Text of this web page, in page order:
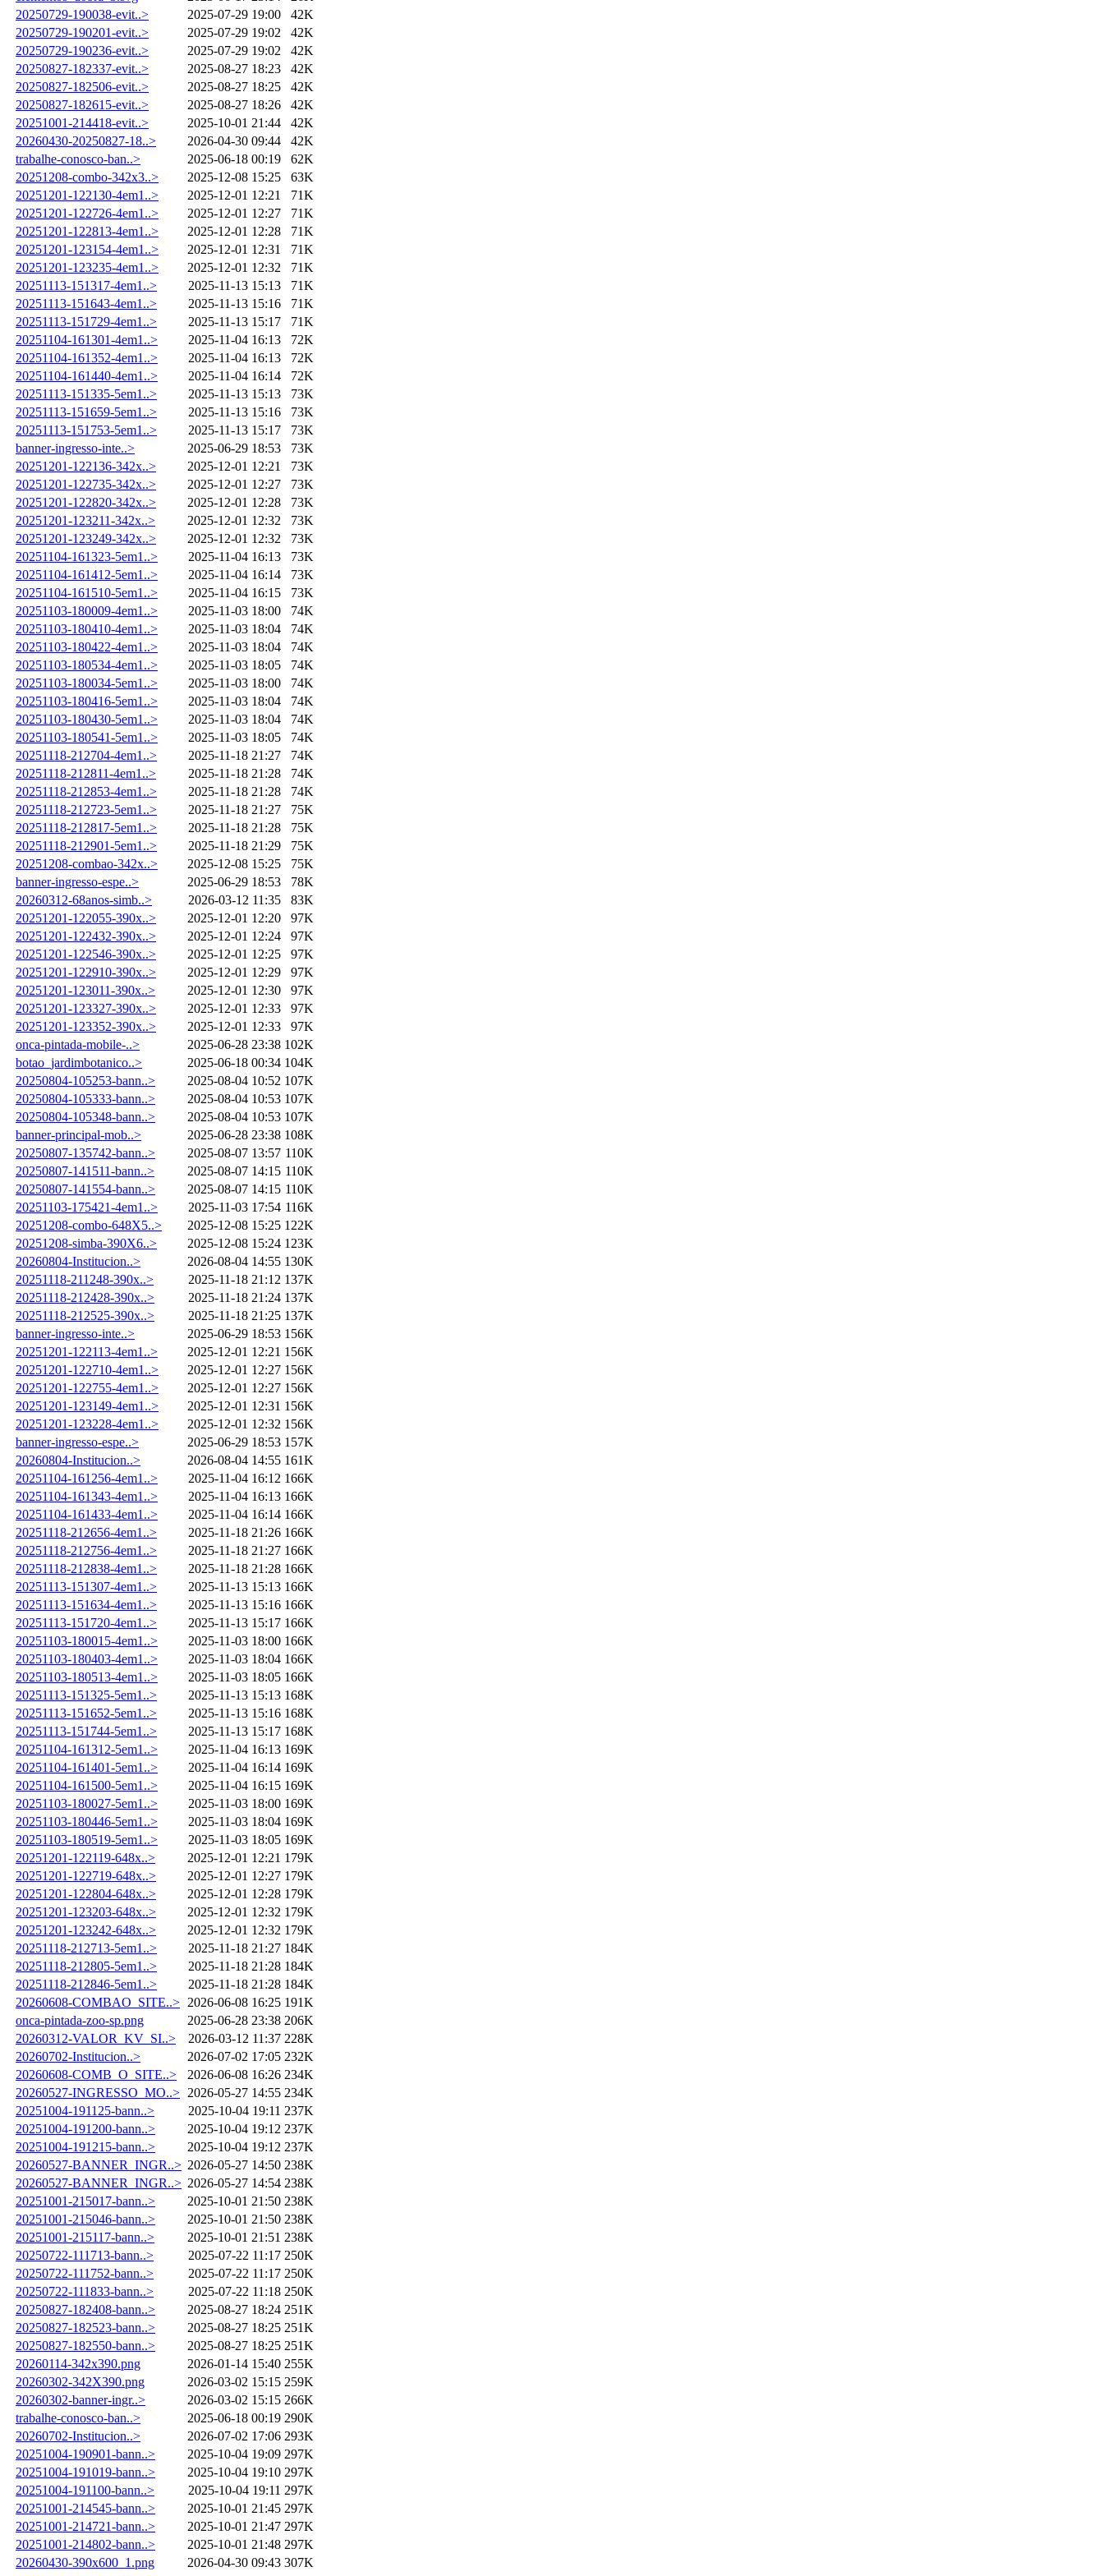
20250729-190038-evit..>
2025-07-29 19:00
42K
20250729-190201-evit..>
2025-07-29 19:02
42K
20250729-190236-evit..>
2025-07-29 19:02
42K
20250827-182337-evit..>
2025-08-27 18:23
42K
20250827-182506-evit..>
2025-08-27 18:25
42K
20250827-182615-evit..>
2025-08-27 18:26
42K
20251001-214418-evit..>
2025-10-01 21:44
42K
20260430-20250827-18..>
2026-04-30 09:44
42K
trabalhe-conosco-ban..>
2025-06-18 00:19
62K
20251208-combo-342x3..>
2025-12-08 15:25
63K
20251201-122130-4em1..>
2025-12-01 12:21
71K
20251201-122726-4em1..>
2025-12-01 12:27
71K
20251201-122813-4em1..>
2025-12-01 12:28
71K
20251201-123154-4em1..>
2025-12-01 12:31
71K
20251201-123235-4em1..>
2025-12-01 12:32
71K
20251113-151317-4em1..>
2025-11-13 15:13
71K
20251113-151643-4em1..>
2025-11-13 15:16
71K
20251113-151729-4em1..>
2025-11-13 15:17
71K
20251104-161301-4em1..>
2025-11-04 16:13
72K
20251104-161352-4em1..>
2025-11-04 16:13
72K
20251104-161440-4em1..>
2025-11-04 16:14
72K
20251113-151335-5em1..>
2025-11-13 15:13
73K
20251113-151659-5em1..>
2025-11-13 15:16
73K
20251113-151753-5em1..>
2025-11-13 15:17
73K
banner-ingresso-inte..>
2025-06-29 18:53
73K
20251201-122136-342x..>
2025-12-01 12:21
73K
20251201-122735-342x..>
2025-12-01 12:27
73K
20251201-122820-342x..>
2025-12-01 12:28
73K
20251201-123211-342x..>
2025-12-01 12:32
73K
20251201-123249-342x..>
2025-12-01 12:32
73K
20251104-161323-5em1..>
2025-11-04 16:13
73K
20251104-161412-5em1..>
2025-11-04 16:14
73K
20251104-161510-5em1..>
2025-11-04 16:15
73K
20251103-180009-4em1..>
2025-11-03 18:00
74K
20251103-180410-4em1..>
2025-11-03 18:04
74K
20251103-180422-4em1..>
2025-11-03 18:04
74K
20251103-180534-4em1..>
2025-11-03 18:05
74K
20251103-180034-5em1..>
2025-11-03 18:00
74K
20251103-180416-5em1..>
2025-11-03 18:04
74K
20251103-180430-5em1..>
2025-11-03 18:04
74K
20251103-180541-5em1..>
2025-11-03 18:05
74K
20251118-212704-4em1..>
2025-11-18 21:27
74K
20251118-212811-4em1..>
2025-11-18 21:28
74K
20251118-212853-4em1..>
2025-11-18 21:28
74K
20251118-212723-5em1..>
2025-11-18 21:27
75K
20251118-212817-5em1..>
2025-11-18 21:28
75K
20251118-212901-5em1..>
2025-11-18 21:29
75K
20251208-combao-342x..>
2025-12-08 15:25
75K
banner-ingresso-espe..>
2025-06-29 18:53
78K
20260312-68anos-simb..>
2026-03-12 11:35
83K
20251201-122055-390x..>
2025-12-01 12:20
97K
20251201-122432-390x..>
2025-12-01 12:24
97K
20251201-122546-390x..>
2025-12-01 12:25
97K
20251201-122910-390x..>
2025-12-01 12:29
97K
20251201-123011-390x..>
2025-12-01 12:30
97K
20251201-123327-390x..>
2025-12-01 12:33
97K
20251201-123352-390x..>
2025-12-01 12:33
97K
onca-pintada-mobile-..>
2025-06-28 23:38 102K
botao_jardimbotanico..>
2025-06-18 00:34 104K
20250804-105253-bann..>
2025-08-04 10:52 107K
20250804-105333-bann..>
2025-08-04 10:53 107K
20250804-105348-bann..>
2025-08-04 10:53 107K
banner-principal-mob..>
2025-06-28 23:38 108K
20250807-135742-bann..>
2025-08-07 13:57 110K
20250807-141511-bann..>
2025-08-07 14:15 110K
20250807-141554-bann..>
2025-08-07 14:15 110K
20251103-175421-4em1..>
2025-11-03 17:54 116K
20251208-combo-648X5..>
2025-12-08 15:25 122K
20251208-simba-390X6..>
2025-12-08 15:24 123K
20260804-Institucion..>
2026-08-04 14:55 130K
20251118-211248-390x..>
2025-11-18 21:12 137K
20251118-212428-390x..>
2025-11-18 21:24 137K
20251118-212525-390x..>
2025-11-18 21:25 137K
banner-ingresso-inte..>
2025-06-29 18:53 156K
20251201-122113-4em1..>
2025-12-01 12:21 156K
20251201-122710-4em1..>
2025-12-01 12:27 156K
20251201-122755-4em1..>
2025-12-01 12:27 156K
20251201-123149-4em1..>
2025-12-01 12:31 156K
20251201-123228-4em1..>
2025-12-01 12:32 156K
banner-ingresso-espe..>
2025-06-29 18:53 157K
20260804-Institucion..>
2026-08-04 14:55 161K
20251104-161256-4em1..>
2025-11-04 16:12 166K
20251104-161343-4em1..>
2025-11-04 16:13 166K
20251104-161433-4em1..>
2025-11-04 16:14 166K
20251118-212656-4em1..>
2025-11-18 21:26 166K
20251118-212756-4em1..>
2025-11-18 21:27 166K
20251118-212838-4em1..>
2025-11-18 21:28 166K
20251113-151307-4em1..>
2025-11-13 15:13 166K
20251113-151634-4em1..>
2025-11-13 15:16 166K
20251113-151720-4em1..>
2025-11-13 15:17 166K
20251103-180015-4em1..>
2025-11-03 18:00 166K
20251103-180403-4em1..>
2025-11-03 18:04 166K
20251103-180513-4em1..>
2025-11-03 18:05 166K
20251113-151325-5em1..>
2025-11-13 15:13 168K
20251113-151652-5em1..>
2025-11-13 15:16 168K
20251113-151744-5em1..>
2025-11-13 15:17 168K
20251104-161312-5em1..>
2025-11-04 16:13 169K
20251104-161401-5em1..>
2025-11-04 16:14 169K
20251104-161500-5em1..>
2025-11-04 16:15 169K
20251103-180027-5em1..>
2025-11-03 18:00 169K
20251103-180446-5em1..>
2025-11-03 18:04 169K
20251103-180519-5em1..>
2025-11-03 18:05 169K
20251201-122119-648x..>
2025-12-01 12:21 179K
20251201-122719-648x..>
2025-12-01 12:27 179K
20251201-122804-648x..>
2025-12-01 12:28 179K
20251201-123203-648x..>
2025-12-01 12:32 179K
20251201-123242-648x..>
2025-12-01 12:32 179K
20251118-212713-5em1..>
2025-11-18 21:27 184K
20251118-212805-5em1..>
2025-11-18 21:28 184K
20251118-212846-5em1..>
2025-11-18 21:28 184K
20260608-COMBAO_SITE..> 2026-06-08 16:25 191K
onca-pintada-zoo-sp.png
2025-06-28 23:38 206K
20260312-VALOR_KV_SI..>
2026-03-12 11:37 228K
20260702-Institucion..>
2026-07-02 17:05 232K
20260608-COMB_O_SITE..>
2026-06-08 16:26 234K
20260527-INGRESSO_MO..> 2026-05-27 14:55 234K
20251004-191125-bann..>
2025-10-04 19:11 237K
20251004-191200-bann..>
2025-10-04 19:12 237K
20251004-191215-bann..>
2025-10-04 19:12 237K
20260527-BANNER_INGR..> 2026-05-27 14:50 238K
20260527-BANNER_INGR..> 2026-05-27 14:54 238K
20251001-215017-bann..>
2025-10-01 21:50 238K
20251001-215046-bann..>
2025-10-01 21:50 238K
20251001-215117-bann..>
2025-10-01 21:51 238K
20250722-111713-bann..>
2025-07-22 11:17 250K
20250722-111752-bann..>
2025-07-22 11:17 250K
20250722-111833-bann..>
2025-07-22 11:18 250K
20250827-182408-bann..>
2025-08-27 18:24 251K
20250827-182523-bann..>
2025-08-27 18:25 251K
20250827-182550-bann..>
2025-08-27 18:25 251K
20260114-342x390.png
2026-01-14 15:40 255K
20260302-342X390.png
2026-03-02 15:15 259K
20260302-banner-ingr..>
2026-03-02 15:15 266K
trabalhe-conosco-ban..>
2025-06-18 00:19 290K
20260702-Institucion..>
2026-07-02 17:06 293K
20251004-190901-bann..>
2025-10-04 19:09 297K
20251004-191019-bann..>
2025-10-04 19:10 297K
20251004-191100-bann..>
2025-10-04 19:11 297K
20251001-214545-bann..>
2025-10-01 21:45 297K
20251001-214721-bann..>
2025-10-01 21:47 297K
20251001-214802-bann..>
2025-10-01 21:48 297K
20260430-390x600_1.png
2026-04-30 09:43 307K